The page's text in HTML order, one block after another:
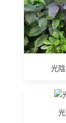
光